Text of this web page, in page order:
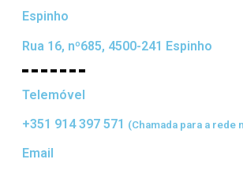
Espinho
Rua 16, nº685, 4500-241 Espinho
Telemóvel
+351 914 397 571 (Chamada para a rede
Email